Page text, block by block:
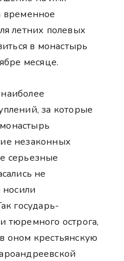
временное
летних полевых
в монастырь
месяце.
за которые
незаконных
серьезные
не
носили
государь-
тюремного острога,
оном крестьянскую